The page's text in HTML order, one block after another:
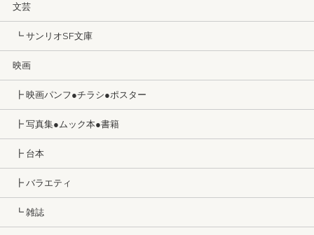
文芸
┗ サンリオSF文庫
映画
┣ 映画パンフ●チラシ●ポスター
┣ 写真集●ムック本●書籍
┣ 台本
┣ バラエティ
┗ 雑誌